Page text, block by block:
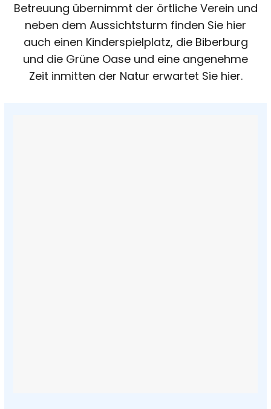
Betreuung übernimmt der örtliche Verein und
neben dem Aussichtsturm finden Sie hier
auch einen Kinderspielplatz, die Biberburg
und die Grüne Oase und eine angenehme
Zeit inmitten der Natur erwartet Sie hier.